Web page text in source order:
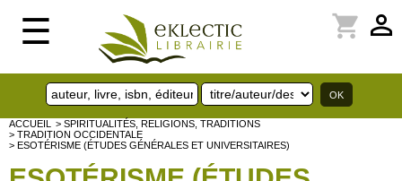
☰ perm_identity
shopping_cart
ACCUEIL
> SPIRITUALITÉS, RELIGIONS, TRADITIONS
> TRADITION OCCIDENTALE
> ESOTÉRISME (ÉTUDES GÉNÉRALES ET UNIVERSITAIRES)